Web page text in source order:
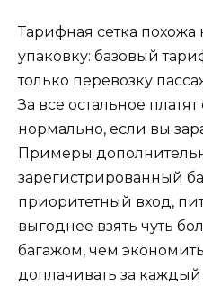
Тарифная сетка
упаковку: базовый
только перевозку
За все остальное
нормально, если вы
Примеры
зарегистрированный
приоритетный вход,
выгоднее взять чуть
багажом, чем
доплачивать за